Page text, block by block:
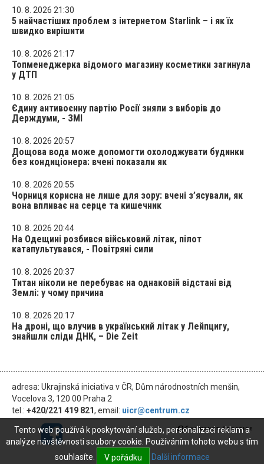
10. 8. 2026 21:30
5 найчастіших проблем з інтернетом Starlink – і як їх
швидко вирішити
10. 8. 2026 21:17
Топменеджерка відомого магазину косметики загинула
у ДТП
10. 8. 2026 21:05
Єдину антивоєнну партію Росії зняли з виборів до
Держдуми, - ЗМІ
10. 8. 2026 20:57
Дощова вода може допомогти охолоджувати будинки
без кондиціонера: вчені показали як
10. 8. 2026 20:55
Чорниця корисна не лише для зору: вчені з’ясували, як
вона впливає на серце та кишечник
10. 8. 2026 20:44
На Одещині розбився військовий літак, пілот
катапультувався, - Повітряні сили
10. 8. 2026 20:37
Титан ніколи не перебуває на однаковій відстані від
Землі: у чому причина
10. 8. 2026 20:17
На дроні, що влучив в український літак у Лейпцигу,
знайшли сліди ДНК, – Die Zeit
adresa: Ukrajinská iniciativa v ČR, Dům národnostních menšin,
Vocelova 3, 120 00 Praha 2
tel.: +420/221 419 821, email: uicr@centrum.cz
© 2026
Tento web používá k poskytování služeb, personalizaci reklam a
analýze návštěvnosti soubory cookie. Používáním tohoto webu s tím
souhlasíte.
V pořádku Další informace